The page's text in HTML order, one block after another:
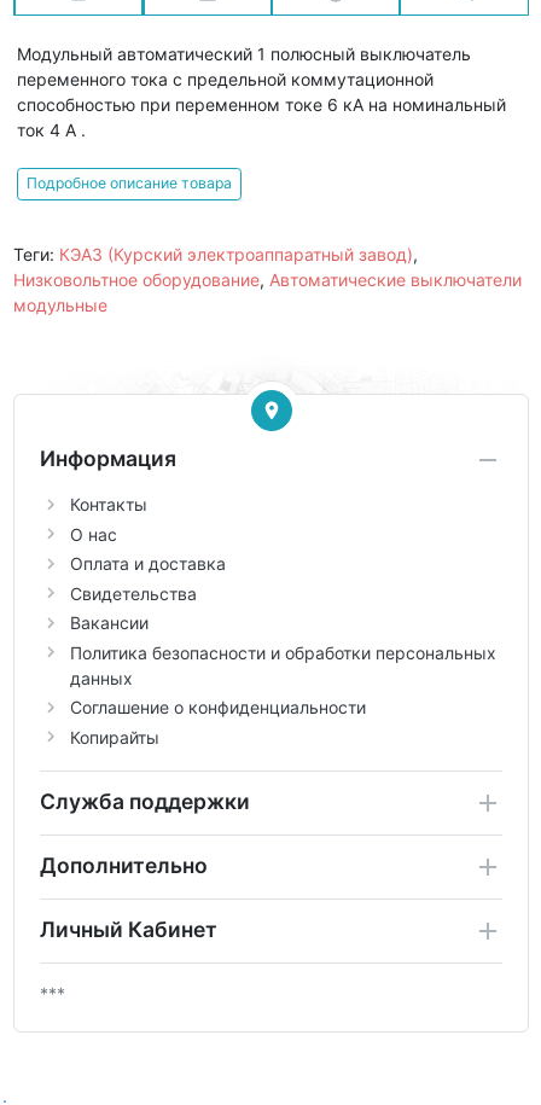
Модульный автоматический 1 полюсный выключатель
переменного тока с предельной коммутационной
способностью при переменном токе 6 кА на номинальный
ток 4 А .
Подробное описание товара
Теги: КЭАЗ (Курский электроаппаратный завод),
Низковольтное оборудование, Автоматические выключатели
модульные
Информация
Контакты
О нас
Оплата и доставка
Свидетельства
Вакансии
Политика безопасности и обработки персональных
данных
Соглашение о конфиденциальности
Копирайты
Служба поддержки
Дополнительно
Личный Кабинет
***
.